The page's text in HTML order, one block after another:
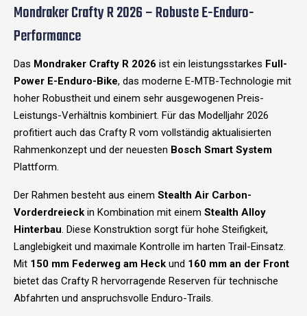
Mondraker Crafty R 2026 – Robuste E-Enduro-
Performance
Das Mondraker Crafty R 2026 ist ein leistungsstarkes Full-
Power E-Enduro-Bike, das moderne E-MTB-Technologie mit
hoher Robustheit und einem sehr ausgewogenen Preis-
Leistungs-Verhältnis kombiniert. Für das Modelljahr 2026
profitiert auch das Crafty R vom vollständig aktualisierten
Rahmenkonzept und der neuesten Bosch Smart System
Plattform.
Der Rahmen besteht aus einem Stealth Air Carbon-
Vorderdreieck in Kombination mit einem Stealth Alloy
Hinterbau. Diese Konstruktion sorgt für hohe Steifigkeit,
Langlebigkeit und maximale Kontrolle im harten Trail-Einsatz.
Mit 150 mm Federweg am Heck und 160 mm an der Front
bietet das Crafty R hervorragende Reserven für technische
Abfahrten und anspruchsvolle Enduro-Trails.